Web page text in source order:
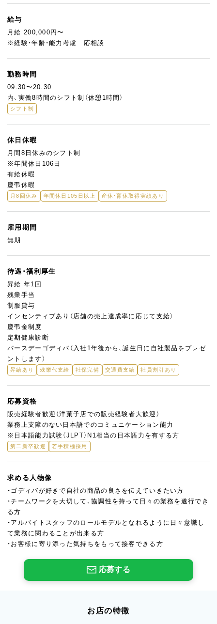
給与
月給 200,000円〜
※経験・年齢・能力考慮 応相談
勤務時間
09:30〜20:30
内、実働8時間のシフト制（休憩1時間）
シフト制
休日休暇
月間8日休みのシフト制
※年間休日106日
有給休暇
慶弔休暇
月8回休み 年間休日105日以上 産休・育休取得実績あり
雇用期間
無期
待遇・福利厚生
昇給 年1回
残業手当
制服貸与
インセンティブあり（店舗の売上達成率に応じて支給）
慶弔金制度
定期健康診断
バースデーゴディバ（入社1年後から、誕生日に自社製品をプレゼ
ントします）
昇給あり 残業代支給 社保完備 交通費支給 社員割引あり
応募資格
販売経験者歓迎（洋菓子店での販売経験者大歓迎）
業務上支障のない日本語でのコミュニケーション能力
※日本語能力試験（JLPT）N1相当の日本語力を有する方
第二新卒歓迎 若手積極採用
求める人物像
・ゴディバが好きで自社の商品の良さを伝えていきたい方
・チームワークを大切して、協調性を持って日々の業務を遂行でき
る方
・アルバイトスタッフのロールモデルとなれるように日々意識し
て業務に関わることが出来る方
・お客様に寄り添った気持ちをもって接客できる方
応募する
お店の特徴